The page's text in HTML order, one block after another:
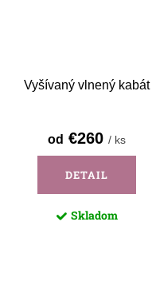
Vyšívaný vlnený kabát
od €260/ ks
DETAIL
Skladom